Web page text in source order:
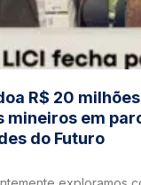
R$ 20
mineiros em
do Futuro